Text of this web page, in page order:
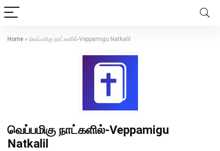
Home » வெப்பமிகு நாட்களில்-Veppamigu Natkalil
வெப்பமிகு நாட்களில்-Veppamigu
Natkalil